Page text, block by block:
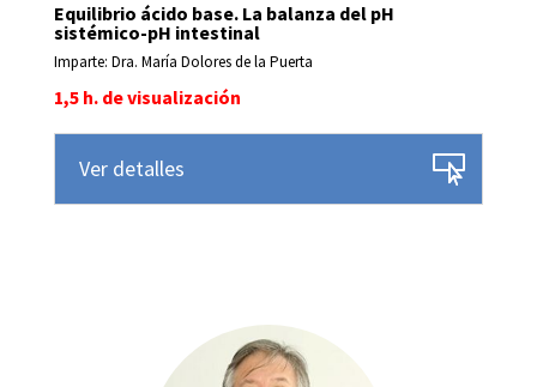
Equilibrio ácido base. La balanza del pH
sistémico-pH intestinal
Imparte: Dra. María Dolores de la Puerta
1,5 h. de visualización
Ver detalles